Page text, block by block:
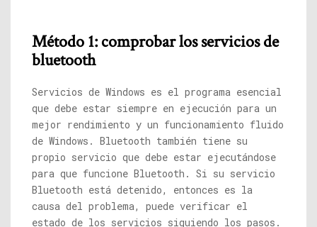
Método 1: comprobar los servicios de
bluetooth
Servicios de Windows es el programa esencial
que debe estar siempre en ejecución para un
mejor rendimiento y un funcionamiento fluido
de Windows. Bluetooth también tiene su
propio servicio que debe estar ejecutándose
para que funcione Bluetooth. Si su servicio
Bluetooth está detenido, entonces es la
causa del problema, puede verificar el
estado de los servicios siguiendo los pasos.